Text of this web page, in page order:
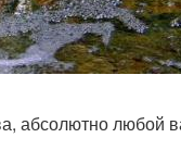
абсолютно любой